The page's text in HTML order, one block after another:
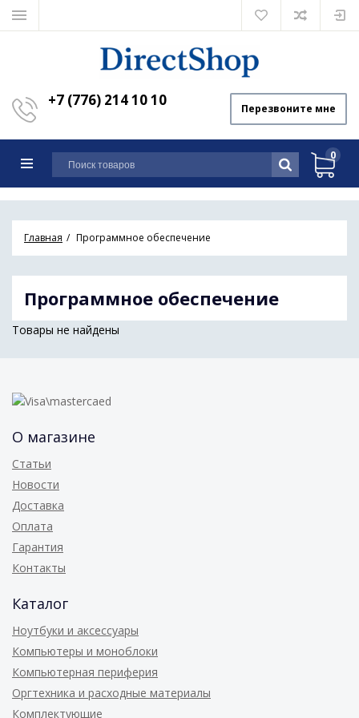
+7 (776) 214 10 10 Перезвоните мне
0
Главная Программное обеспечение
Программное обеспечение
Товары не найдены
О магазине
Статьи
Новости
Доставка
Оплата
Гарантия
Контакты
Каталог
Ноутбуки и аксессуары
Компьютеры и моноблоки
Компьютерная периферия
Оргтехника и расходные материалы
Комплектующие